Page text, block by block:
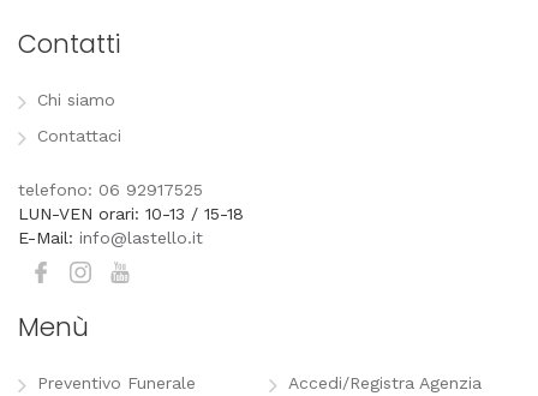
Contatti
Chi siamo
Contattaci
telefono: 06 92917525
LUN-VEN orari: 10-13 / 15-18
E-Mail: info@lastello.it
Menù
Preventivo Funerale
Accedi/Registra Agenzia